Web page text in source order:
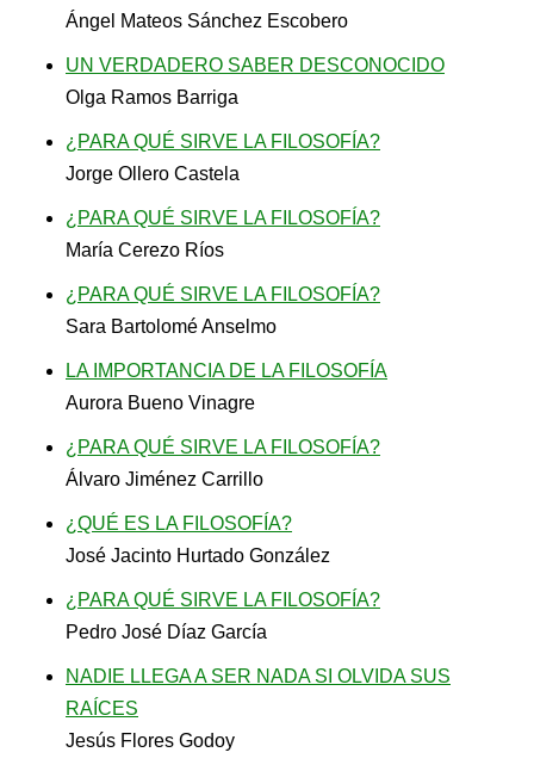
Ángel Mateos Sánchez Escobero
UN VERDADERO SABER DESCONOCIDO
Olga Ramos Barriga
¿PARA QUÉ SIRVE LA FILOSOFÍA?
Jorge Ollero Castela
¿PARA QUÉ SIRVE LA FILOSOFÍA?
María Cerezo Ríos
¿PARA QUÉ SIRVE LA FILOSOFÍA?
Sara Bartolomé Anselmo
LA IMPORTANCIA DE LA FILOSOFÍA
Aurora Bueno Vinagre
¿PARA QUÉ SIRVE LA FILOSOFÍA?
Álvaro Jiménez Carrillo
¿QUÉ ES LA FILOSOFÍA?
José Jacinto Hurtado González
¿PARA QUÉ SIRVE LA FILOSOFÍA?
Pedro José Díaz García
NADIE LLEGA A SER NADA SI OLVIDA SUS
RAÍCES
Jesús Flores Godoy